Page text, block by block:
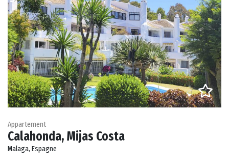
Appartement
Calahonda, Mijas Costa
Malaga, Espagne